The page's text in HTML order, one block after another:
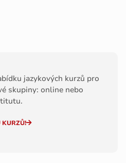
jazykových kurzů pro
skupiny: online nebo
KURZŮ!